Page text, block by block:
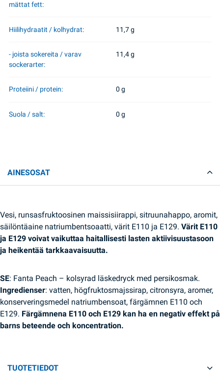
mättat fett:
Hiilihydraatit / kolhydrat: 11,7 g
- joista sokereita / varav
sockerarter:
11,4 g
Proteiini / protein: 0 g
Suola / salt: 0 g
AINESOSAT
Vesi, runsasfruktoosinen maissisiirappi, sitruunahappo, aromit,
säilöntäaine natriumbentsoaatti, värit E110 ja E129. Värit E110
ja E129 voivat vaikuttaa haitallisesti lasten aktiivisuustasoon
ja heikentää tarkkaavaisuutta.
SE: Fanta Peach – kolsyrad läskedryck med persikosmak.
Ingredienser: vatten, högfruktosmajssirap, citronsyra, aromer,
konserveringsmedel natriumbensoat, färgämnen E110 och
E129. Färgämnena E110 och E129 kan ha en negativ effekt på
barns beteende och koncentration.
TUOTETIEDOT